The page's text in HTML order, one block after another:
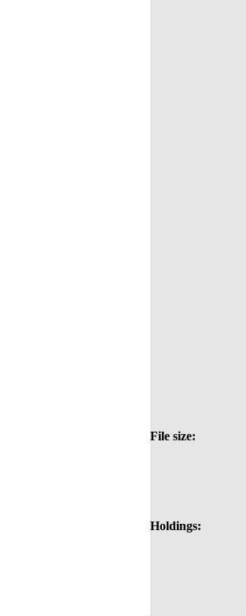
File size:
Holdings: